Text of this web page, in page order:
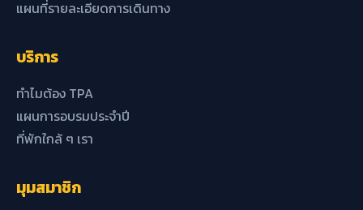
แผนที่รายละเอียดการเดินทาง
บริการ
ทำไมต้อง TPA
แผนการอบรมประจำปี
ที่พักใกล้ ๆ เรา
มุมสมาชิก